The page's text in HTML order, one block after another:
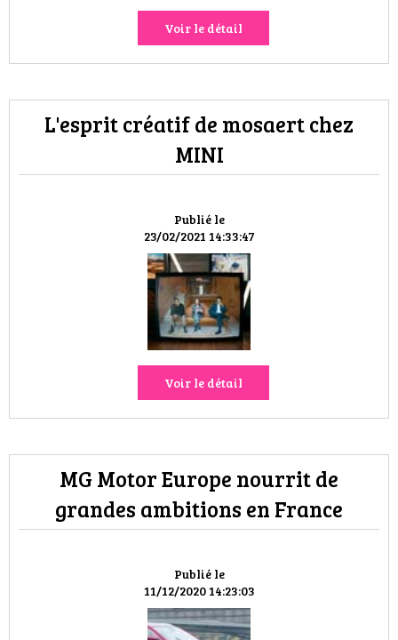
Voir le détail
Publié le
23/02/2021 14:33:47
L'esprit créatif de mosaert chez
MINI
Voir le détail
Publié le
11/12/2020 14:23:03
MG Motor Europe nourrit de
grandes ambitions en France